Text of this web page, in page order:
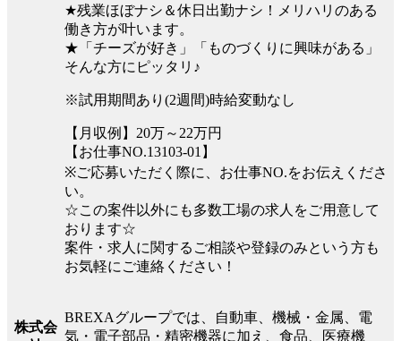
★残業ほぼナシ＆休日出勤ナシ！メリハリのある
働き方が叶います。
★「チーズが好き」「ものづくりに興味がある」
そんな方にピッタリ♪
※試用期間あり(2週間)時給変動なし
【月収例】20万～22万円
【お仕事NO.13103-01】
※ご応募いただく際に、お仕事NO.をお伝えくださ
い。
☆この案件以外にも多数工場の求人をご用意して
おります☆
案件・求人に関するご相談や登録のみという方も
お気軽にご連絡ください！
株式会
BREXAグループでは、自動車、機械・金属、電
気・電子部品・精密機器に加え、食品、医療機